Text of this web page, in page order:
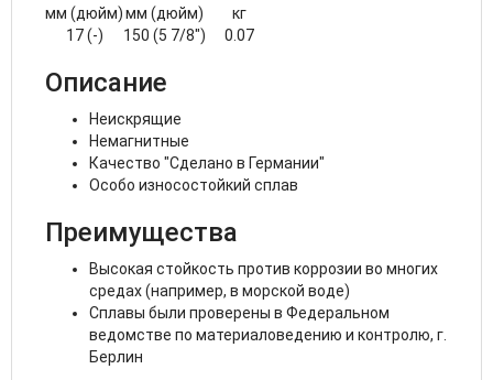
мм (дюйм)мм (дюйм)
кг
17 (-)
150 (5 7/8") 0.07
Описание
Неискрящие
Немагнитные
Качество "Сделано в Германии"
Особо износостойкий сплав
Преимущества
Высокая стойкость против коррозии во многих
средах (например, в морской воде)
Сплавы были проверены в Федеральном
ведомстве по материаловедению и контролю, г.
Берлин